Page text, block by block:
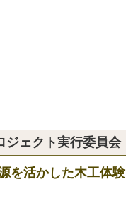
ェクト実行委員会
を活かした木工体験